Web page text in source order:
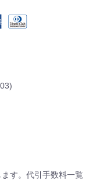
す。代引手数料一覧